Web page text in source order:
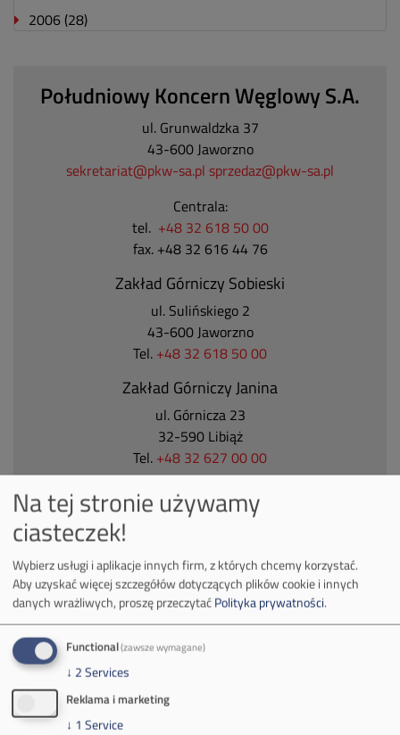
2006 (28)
Południowy Koncern Węglowy S.A.
ul. Grunwaldzka 37
43-600 Jaworzno
sekretariat@pkw-sa.pl sprzedaz@pkw-sa.pl
Centrala:
tel. +48 32 618 50 00
fax. +48 32 616 44 76
Zakład Górniczy Sobieski
ul. Sulińskiego 2
43-600 Jaworzno
Tel. +48 32 618 50 00
Zakład Górniczy Janina
ul. Górnicza 23
32-590 Libiąż
Tel. +48 32 627 00 00
Zakład Górniczy Brzeszcze
ul.Kościuszki 1
tel.+48 32 716 53 00
Kontakt dla mediów:
media@pkw-sa.pl
(poniedziałek-piątek 7:00-15:00)
Na tej stronie używamy
ciasteczek!
Wybierz usługi i aplikacje innych firm, z których chcemy korzystać.
Aby uzyskać więcej szczegółów dotyczących plików cookie i innych
danych wrażliwych, proszę przeczytaćPolityka prywatności.
Functional(zawsze wymagane)
↓ 2Services
Reklama i marketing
↓ 1 Service